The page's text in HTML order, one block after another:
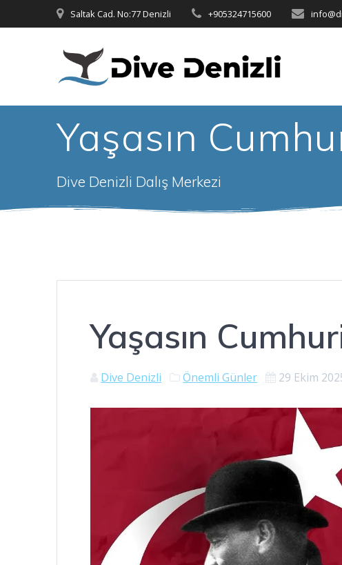
to
Saltak Cad. No:77 Denizli +905324715600
Yaşasın
Dive Denizli Dalış Merkezi
Yaşasın
Dive Denizli Önemli Günler 29 Ekim